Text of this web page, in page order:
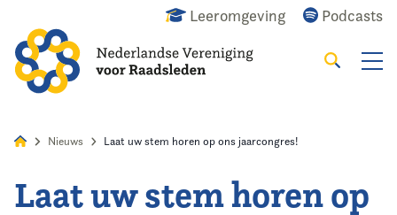
Leeromgeving Podcasts
Zoeken
Home
Nieuws Laat uw stem horen op ons jaarcongres!
Laat uw stem horen op